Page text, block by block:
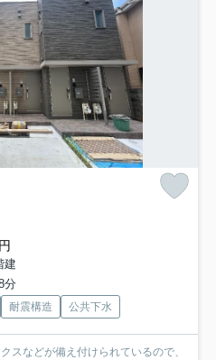
建
分
耐震構造 公共下水
スなどが備え付けられているので、